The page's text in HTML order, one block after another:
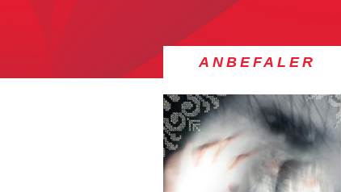
ANBEFALER